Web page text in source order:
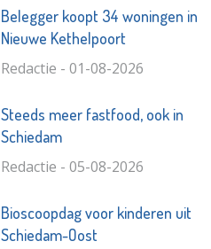
Belegger koopt 34 woningen in
Nieuwe Kethelpoort
Redactie - 01-08-2026
Steeds meer fastfood, ook in
Schiedam
Redactie - 05-08-2026
Bioscoopdag voor kinderen uit
Schiedam-Oost